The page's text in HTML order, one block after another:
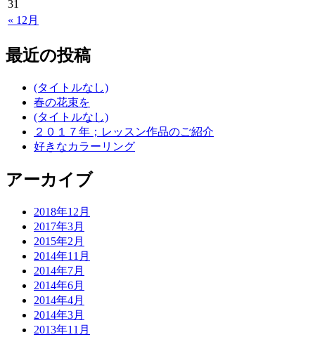
« 12月
31
最近の投稿
(タイトルなし)
春の花束を
(タイトルなし)
２０１７年；レッスン作品のご紹介
好きなカラーリング
アーカイブ
2018年12月
2017年3月
2015年2月
2014年11月
2014年7月
2014年6月
2014年4月
2014年3月
2013年11月